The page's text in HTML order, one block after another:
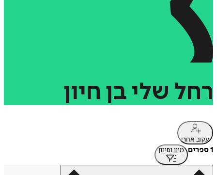
רחל שלי בן חיון
עקוב אחרי
1 ספרים מיון וסינון